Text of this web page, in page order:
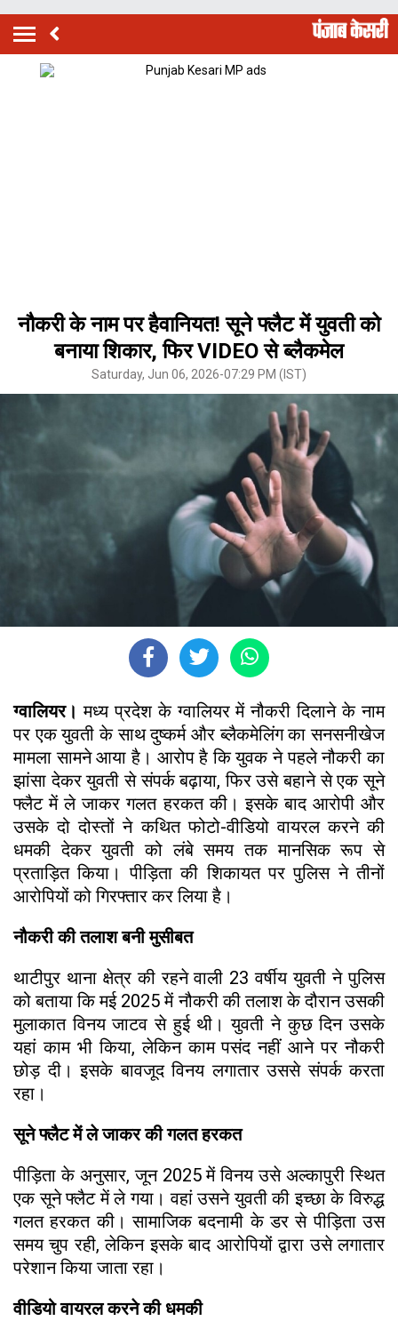
नौकरी के नाम पर हैवानियत! सूने फ्लैट में युवती को
बनाया शिकार, फिर VIDEO से ब्लैकमेल
Saturday, Jun 06, 2026-07:29 PM (IST)
ग्वालियर।मध्य प्रदेश के ग्वालियर में नौकरी दिलाने के नाम
पर एक युवती के साथ दुष्कर्म और ब्लैकमेलिंग का सनसनीखेज
मामला सामने आया है। आरोप है कि युवक ने पहले नौकरी का
झांसा देकर युवती से संपर्क बढ़ाया, फिर उसे बहाने से एक सूने
फ्लैट में ले जाकर गलत हरकत की। इसके बाद आरोपी और
उसके दो दोस्तों ने कथित फोटो-वीडियो वायरल करने की
धमकी देकर युवती को लंबे समय तक मानसिक रूप से
प्रताड़ित किया। पीड़िता की शिकायत पर पुलिस ने तीनों
आरोपियों को गिरफ्तार कर लिया है।
नौकरी की तलाश बनी मुसीबत
थाटीपुर थाना क्षेत्र की रहने वाली 23 वर्षीय युवती ने पुलिस
को बताया कि मई 2025 में नौकरी की तलाश के दौरान उसकी
मुलाकात विनय जाटव से हुई थी। युवती ने कुछ दिन उसके
यहां काम भी किया, लेकिन काम पसंद नहीं आने पर नौकरी
छोड़ दी। इसके बावजूद विनय लगातार उससे संपर्क करता
रहा।
सूने फ्लैट में ले जाकर की गलत हरकत
पीड़िता के अनुसार, जून 2025 में विनय उसे अल्कापुरी स्थित
एक सूने फ्लैट में ले गया। वहां उसने युवती की इच्छा के विरुद्ध
गलत हरकत की। सामाजिक बदनामी के डर से पीड़िता उस
समय चुप रही, लेकिन इसके बाद आरोपियों द्वारा उसे लगातार
परेशान किया जाता रहा।
वीडियो वायरल करने की धमकी